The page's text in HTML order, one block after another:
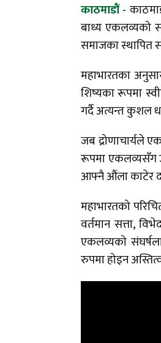
काठमाडौं -
बाध्य एकलव्यको
समाजका स्थापित
महाभारतका
शिष्यका रूपमा
गर्दै अत्यन्त कुशल
जब द्रोणाचार्यले
रूपमा एकलव्यसँग
आफ्नै औंला काटेर
महाभारतको
वर्तमान सत्ता,
एकलव्यको
रुपमा होइन